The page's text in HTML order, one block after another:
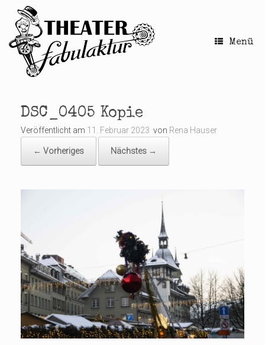
springen
Menü
DSC_0405 Kopie
Veröffentlicht am 11. Februar 2023 von Rena Hauser
← Vorheriges Nächstes →